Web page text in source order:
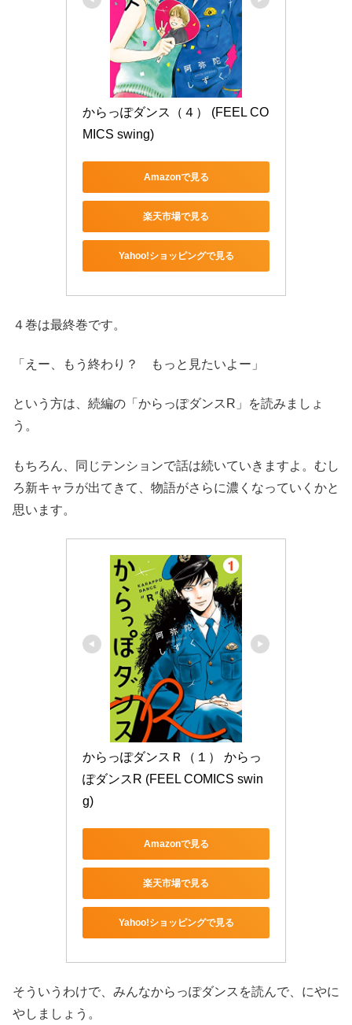
からっぽダンス（４） (FEEL CO
MICS swing)
Amazonで見る
楽天市場で見る
Yahoo!ショッピングで見る
４巻は最終巻です。
「えー、もう終わり？ もっと見たいよー」
という方は、続編の「からっぽダンスR」を読みましょ
う。
もちろん、同じテンションで話は続いていきますよ。むし
ろ新キャラが出てきて、物語がさらに濃くなっていくかと
思います。
からっぽダンスＲ（１） からっ
ぽダンスR (FEEL COMICS swin
g)
Amazonで見る
楽天市場で見る
Yahoo!ショッピングで見る
そういうわけで、みんなからっぽダンスを読んで、にやに
やしましょう。